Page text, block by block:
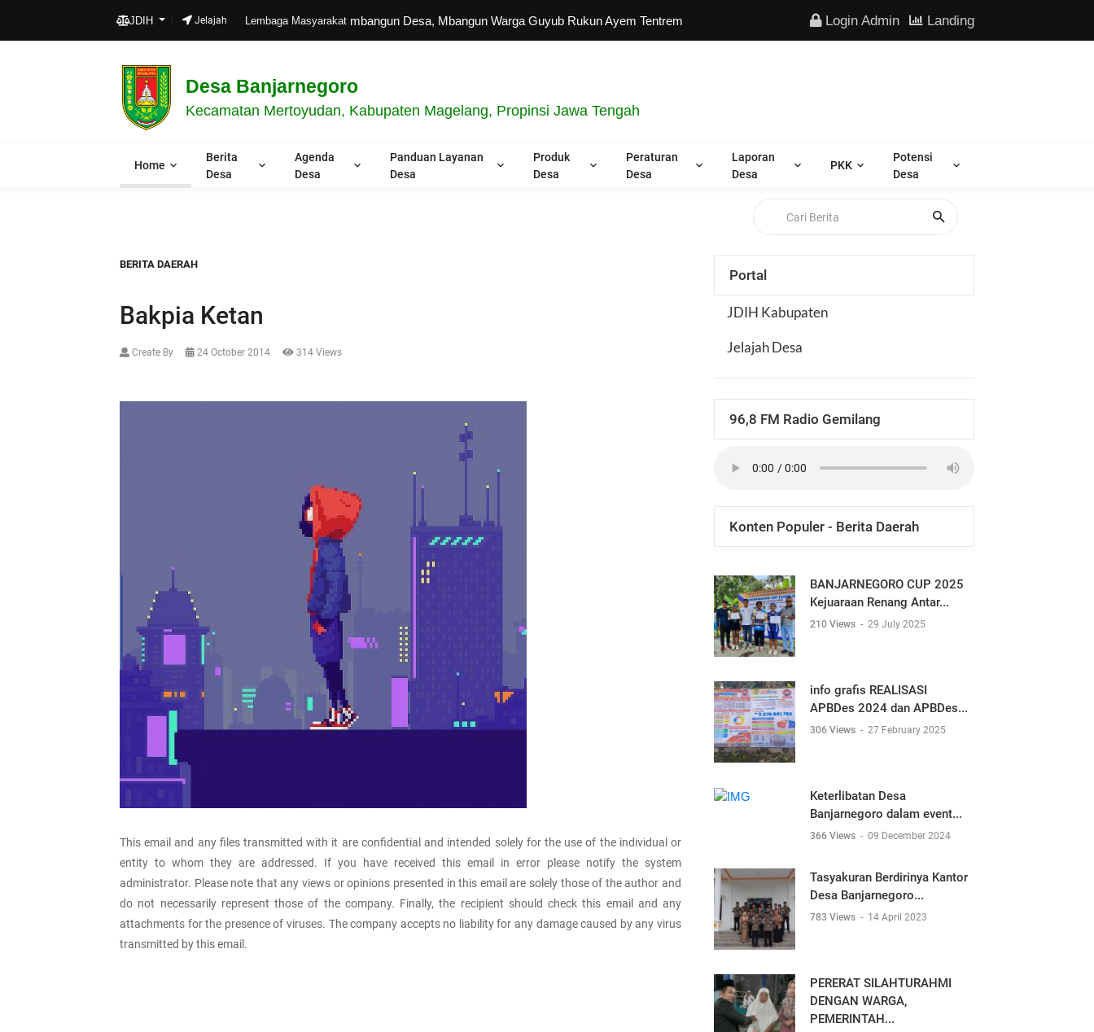
JDIH Jelajah Lembaga Masyarakatmbangun Desa, Mbangun Warga Guyub Rukun Ayem Tentrem Login Admin Landing
Desa Banjarnegoro
Kecamatan Mertoyudan, Kabupaten Magelang, Propinsi Jawa Tengah
Home
Berita
Desa
Agenda
Desa
Panduan Layanan
Desa
Produk
Desa
Peraturan
Desa
Laporan
Desa
PKK
Potensi
Desa
BERITA DAERAH
Bakpia Ketan
Create By 24 October 2014 314 Views
This email and any files transmitted with it are confidential and intended solely for the use of the individual or
entity to whom they are addressed. If you have received this email in error please notify the system
administrator. Please note that any views or opinions presented in this email are solely those of the author and
do not necessarily represent those of the company. Finally, the recipient should check this email and any
attachments for the presence of viruses. The company accepts no liability for any damage caused by any virus
transmitted by this email.
Portal
JDIH Kabupaten
Jelajah Desa
96,8 FM Radio Gemilang
Konten Populer - Berita Daerah
BANJARNEGORO CUP 2025
Kejuaraan Renang Antar...
210 Views - 29 July 2025
info grafis REALISASI
APBDes 2024 dan APBDes...
306 Views - 27 February 2025
Keterlibatan Desa
Banjarnegoro dalam event...
366 Views - 09 December 2024
Tasyakuran Berdirinya Kantor
Desa Banjarnegoro...
783 Views - 14 April 2023
PERERAT SILAHTURAHMI
DENGAN WARGA,
PEMERINTAH...